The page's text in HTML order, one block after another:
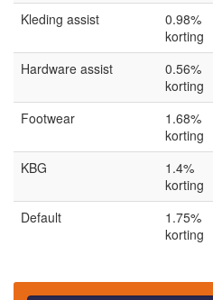
Kleding assist
0.98%
korting
Hardware assist
0.56%
korting
Footwear
1.68%
korting
KBG
1.4%
korting
Default
1.75%
korting